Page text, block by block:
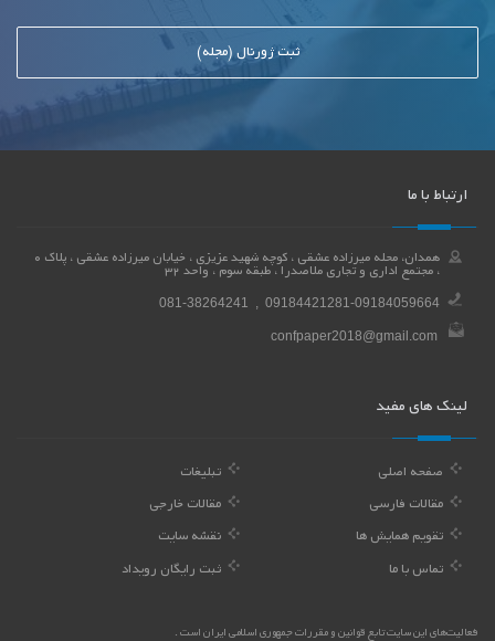
ثبت ژورنال (مجله)
ارتباط با ما
همدان، محله میرزاده عشقی ، کوچه شهید عزیزی ، خیابان میرزاده عشقی ، پلاک 0
، مجتمع اداری و تجاری ملاصدرا ، طبقه سوم ، واحد 32
081-38264241 , 09184421281-09184059664
confpaper2018@gmail.com
لینک های مفید
صفحه اصلی تبلیغات
مقالات فارسی مقالات خارجی
تقویم همایش ها نقشه سایت
تماس با ما ثبت رایگان رویداد
فعالیت‌های این سایت تابع قوانین و مقررات جمهوری اسلامی ایران است .